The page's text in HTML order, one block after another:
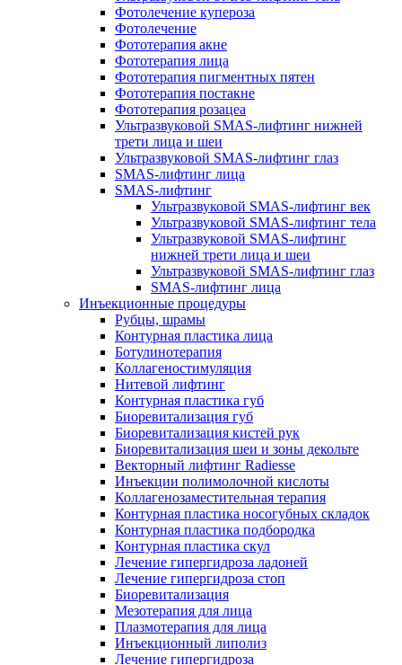
Фотолечение купероза
Фотолечение
Фототерапия акне
Фототерапия лица
Фототерапия пигментных пятен
Фототерапия постакне
Фототерапия розацеа
Ультразвуковой SMAS-лифтинг нижней
трети лица и шеи
Ультразвуковой SMAS-лифтинг глаз
SMAS-лифтинг лица
SMAS-лифтинг
Ультразвуковой SMAS-лифтинг век
Ультразвуковой SMAS-лифтинг тела
Ультразвуковой SMAS-лифтинг
нижней трети лица и шеи
Ультразвуковой SMAS-лифтинг глаз
SMAS-лифтинг лица
Инъекционные процедуры
Рубцы, шрамы
Контурная пластика лица
Ботулинотерапия
Коллагеностимуляция
Нитевой лифтинг
Контурная пластика губ
Биоревитализация губ
Биоревитализация кистей рук
Биоревитализация шеи и зоны декольте
Векторный лифтинг Radiesse
Инъекции полимолочной кислоты
Коллагенозаместительная терапия
Контурная пластика носогубных складок
Контурная пластика подбородка
Контурная пластика скул
Лечение гипергидроза ладоней
Лечение гипергидроза стоп
Биоревитализация
Мезотерапия для лица
Плазмотерапия для лица
Инъекционный липолиз
Лечение гипергидроза